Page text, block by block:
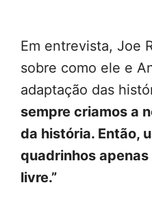
Em entrevista, Joe
sobre como ele e
adaptação das
sempre criamos a
da história. Então,
quadrinhos
livre.”